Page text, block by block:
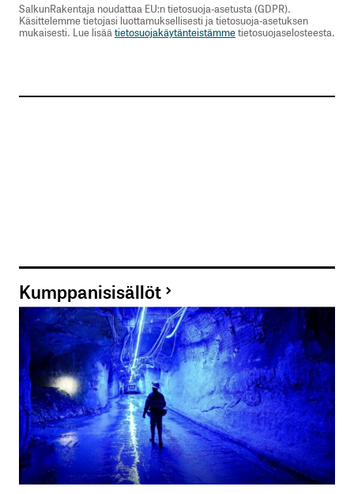
SalkunRakentaja noudattaa EU:n tietosuoja-asetusta (GDPR).
Käsittelemme tietojasi luottamuksellisesti ja tietosuoja-asetuksen
mukaisesti. Lue lisää tietosuojakäytänteistämmetietosuojaselosteesta.
Kumppanisisällöt